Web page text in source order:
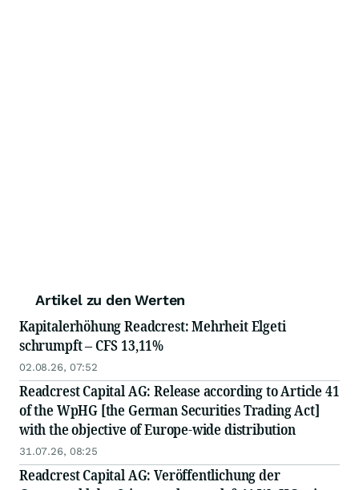
Artikel zu den Werten
Kapitalerhöhung Readcrest: Mehrheit Elgeti
schrumpft – CFS 13,11%
02.08.26, 07:52
Readcrest Capital AG: Release according to Article 41
of the WpHG [the German Securities Trading Act]
with the objective of Europe-wide distribution
31.07.26, 08:25
Readcrest Capital AG: Veröffentlichung der